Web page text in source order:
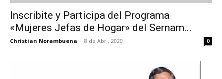
Inscribite y Participa del Programa
«Mujeres Jefas de Hogar» del Sernam...
Christian Norambuena - 8 de Abr , 2020 0